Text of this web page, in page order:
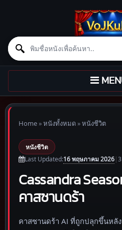
Search for:
Skip to content
Home»หนังทั้งหมด»หนังชีวิต
หนังชีวิต
Last Updated:16 พฤษภาคม 2026|
Cassandra
คาสซานดร้า
คาสซานดร้า AI ที่ถูกปลุกขึ้นหลั